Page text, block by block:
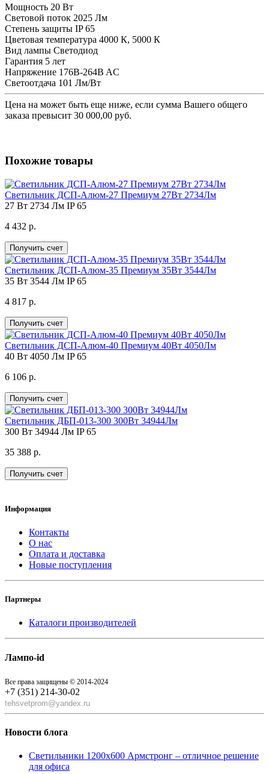
Мощность 20 Вт
Световой поток 2025 Лм
Степень защиты IP 65
Цветовая температура 4000 К, 5000 К
Вид лампы Светодиод
Гарантия 5 лет
Напряжение 176B-264B AC
Светоотдача 101 Лм/Вт
Цена на может быть еще ниже, если сумма Вашего общего
заказа превысит 30 000,00 руб.
Похожие товары
Светильник ДСП-Алюм-27 Премиум 27Вт 2734Лм
27 Вт 2734 Лм IP 65
4 432 р.
Получить счет
Светильник ДСП-Алюм-35 Премиум 35Вт 3544Лм
35 Вт 3544 Лм IP 65
4 817 р.
Получить счет
Светильник ДСП-Алюм-40 Премиум 40Вт 4050Лм
40 Вт 4050 Лм IP 65
6 106 р.
Получить счет
Светильник ДБП-013-300 300Вт 34944Лм
300 Вт 34944 Лм IP 65
35 388 р.
Получить счет
Информация
Контакты
О нас
Оплата и доставка
Новые поступления
Партнеры
Каталоги производителей
Лампо-id
Все права защищены © 2014-2024
+7 (351) 214-30-02
tehsvetprom@yandex.ru
Новости блога
Светильники 1200x600 Армстронг – отличное решение
для офиса